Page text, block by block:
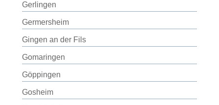
Gerlingen
Germersheim
Gingen an der Fils
Gomaringen
Göppingen
Gosheim